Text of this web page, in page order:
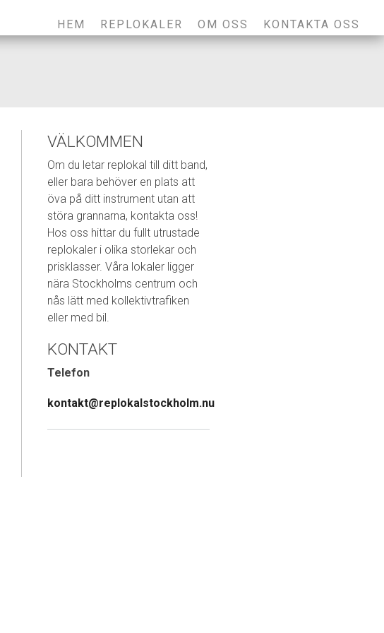
HEM REPLOKALER OM OSS KONTAKTA OSS
VÄLKOMMEN
Om du letar replokal till ditt band,
eller bara behöver en plats att
öva på ditt instrument utan att
störa grannarna, kontakta oss!
Hos oss hittar du fullt utrustade
replokaler i olika storlekar och
prisklasser. Våra lokaler ligger
nära Stockholms centrum och
nås lätt med kollektivtrafiken
eller med bil.
KONTAKT
Telefon
kontakt@replokalstockholm.nu